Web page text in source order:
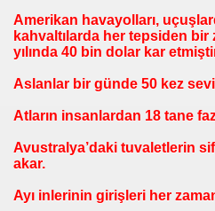
Amerikan havayolları,
kahvaltılarda her tepsiden bir
yılında 40 bin dolar kar
Aslanlar bir günde 50 kez
Atların insanlardan 18 tane
Avustralya’daki tuvaletlerin
akar.
Ayı inlerinin girişleri her